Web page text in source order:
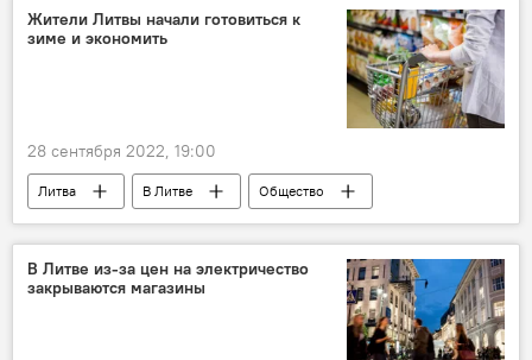
Жители Литвы начали готовиться к
зиме и экономить
28 сентября 2022, 19:00
Литва В Литве
Общество
общество
Swedbank
В Литве из-за цен на электричество
закрываются магазины